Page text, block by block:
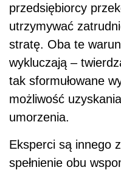
przedsiębiorcy
utrzymywać
stratę. Oba te
wykluczają –
tak sformułowane
możliwość
umorzenia.
Eksperci są innego
spełnienie obu